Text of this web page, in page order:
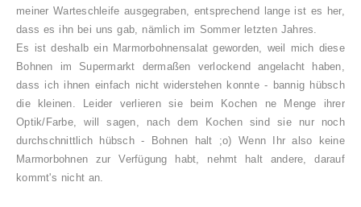
meiner Warteschleife ausgegraben, entsprechend lange ist es her,
dass es ihn bei uns gab, nämlich im Sommer letzten Jahres.
Es ist deshalb ein Marmorbohnensalat geworden, weil mich diese
Bohnen im Supermarkt dermaßen verlockend angelacht haben,
dass ich ihnen einfach nicht widerstehen konnte - bannig hübsch
die kleinen. Leider verlieren sie beim Kochen ne Menge ihrer
Optik/Farbe, will sagen, nach dem Kochen sind sie nur noch
durchschnittlich hübsch - Bohnen halt ;o) Wenn Ihr also keine
Marmorbohnen zur Verfügung habt, nehmt halt andere, darauf
kommt's nicht an.